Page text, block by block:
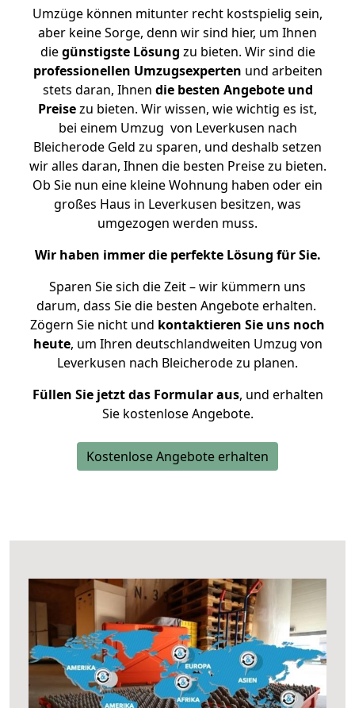
Umzüge können mitunter recht kostspielig sein,
aber keine Sorge, denn wir sind hier, um Ihnen
diegünstigste Lösung zu bieten. Wir sind die
professionellen Umzugsexperten und arbeiten
stets daran, Ihnen die besten Angebote und
Preisezu bieten. Wir wissen, wie wichtig es ist,
bei einem Umzug von Leverkusen nach
Bleicherode Geld zu sparen, und deshalb setzen
wir alles daran, Ihnen die besten Preise zu bieten.
Ob Sie nun eine kleine Wohnung haben oder ein
großes Haus in Leverkusen besitzen, was
umgezogen werden muss.
Wir haben immer die perfekte Lösung für Sie.
Sparen Sie sich die Zeit – wir kümmern uns
darum, dass Sie die besten Angebote erhalten.
Zögern Sie nicht und kontaktieren Sie uns noch
heute, um Ihren deutschlandweiten Umzug von
Leverkusen nach Bleicherode zu planen.
Füllen Sie jetzt das Formular aus, und erhalten
Sie kostenlose Angebote.
Kostenlose Angebote erhalten